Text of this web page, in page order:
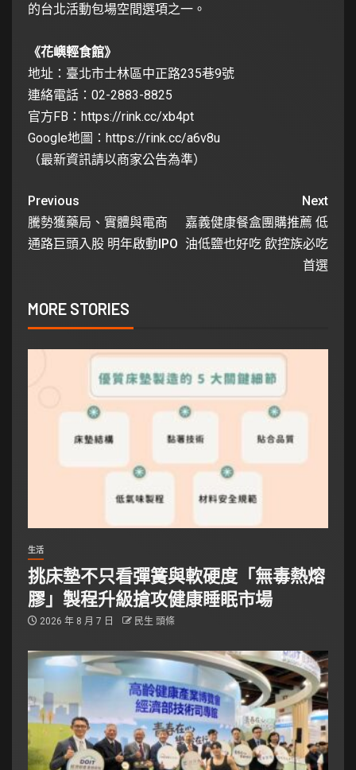
的台北活動包場空間選項之一。
《花嶼輕食館》
地址：臺北市士林區中正路235巷9號
連絡電話：02-2883-8825
官方FB： https://rink.cc/xb4pt
Google地圖： https://rink.cc/a6v8u
（最新資訊請以商家公告為準）
Previous
騰勢獲藥局、實體與電商
通路巨頭入股 明年啟動IPO
Next
嘉義健康餐盒團購推薦 低
油低鹽也好吃 飲控族必吃
首選
MORE STORIES
生活
挑床墊不只看彈簧與軟硬度「無毒熱熔
膠」製程升級搶攻健康睡眠市場
2026 年 8 月 7 日 民生 頭條